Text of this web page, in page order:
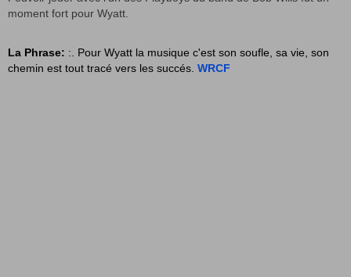
moment fort pour Wyatt.
La Phrase: :. Pour Wyatt la musique c'est son soufle, sa vie, son
chemin est tout tracé vers les succés. WRCF